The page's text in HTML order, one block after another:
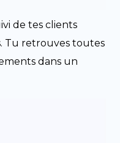
de tes clients
Tu retrouves toutes
dans un